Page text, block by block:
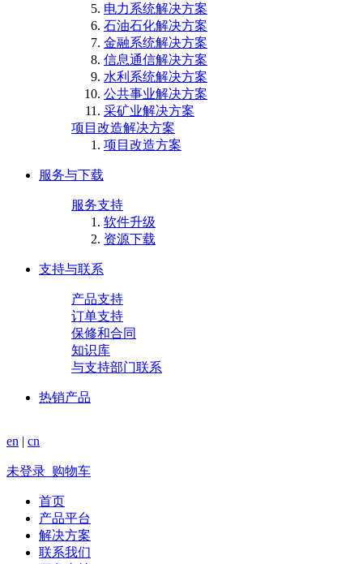
电力系统解决方案
石油石化解决方案
金融系统解决方案
信息通信解决方案
水利系统解决方案
公共事业解决方案
采矿业解决方案
项目改造解决方案
项目改造方案
服务与下载
服务支持
软件升级
资源下载
支持与联系
产品支持
订单支持
保修和合同
知识库
与支持部门联系
热销产品
en | cn
未登录 购物车
首页
产品平台
解决方案
联系我们